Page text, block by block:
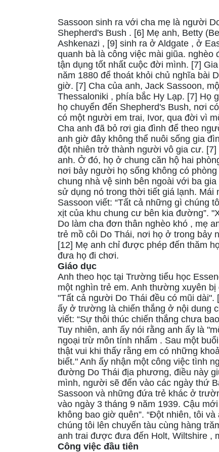
Sassoon sinh ra với cha mẹ là người
Shepherd's Bush . [6] Mẹ anh, Betty
Ashkenazi , [9] sinh ra ở Aldgate , ở
quanh bà là công việc mài giũa. nghèo
tận dụng tốt nhất cuộc đời mình. [7]
năm 1880 để thoát khỏi chủ nghĩa bài
giờ. [7] Cha của anh, Jack Sassoon,
Thessaloniki , phía bắc Hy Lạp. [7] Họ
họ chuyển đến Shepherd's Bush, nơi
có một người em trai, Ivor, qua đời vì
Cha anh đã bỏ rơi gia đình để theo
anh giờ đây không thể nuôi sống gia
đột nhiên trở thành người vô gia cư.
anh. Ở đó, họ ở chung căn hộ hai
nơi bảy người họ sống không có
chung nhà vệ sinh bên ngoài với ba
sử dụng nó trong thời tiết giá lạnh. Mái
Sassoon viết: “Tất cả những gì chúng
xịt của khu chung cư bên kia đường”.
Do làm cha đơn thân nghèo khó , mẹ
trẻ mồ côi Do Thái, nơi họ ở trong bảy
[12] Mẹ anh chỉ được phép đến thăm
đưa họ đi chơi.
Giáo dục
Anh theo học tại Trường tiểu học
một nghìn trẻ em. Anh thường xuyên
"Tất cả người Do Thái đều có mũi
ấy ở trường là chiến thắng ở nội dung
viết: “Sự thôi thúc chiến thắng chưa
Tuy nhiên, anh ấy nói rằng anh ấy là
ngoại trừ môn tính nhẩm . Sau một
thật vui khi thấy rằng em có những
biết." Anh ấy nhận một công việc tình
đường Do Thái địa phương, điều này
mình, người sẽ đến vào các ngày thứ
Sassoon và những đứa trẻ khác ở
vào ngày 3 tháng 9 năm 1939. Cậu
không bao giờ quên”. “Đột nhiên, tôi
chúng tôi lên chuyến tàu cùng hàng
anh trai được đưa đến Holt, Wiltshire ,
Công việc đầu tiên